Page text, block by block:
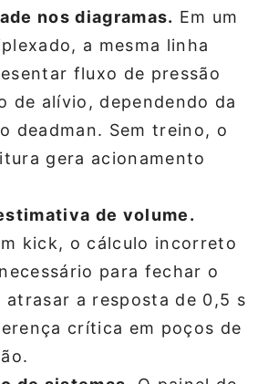
nos diagramas. Em um
a mesma linha
fluxo de pressão
de alívio, dependendo da
deadman. Sem treino, o
gera acionamento
de volume.
kick, o cálculo incorreto
para fechar o
atrasar a resposta de 0,5 s
crítica em poços de